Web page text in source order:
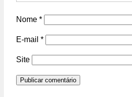
Nome *
E-mail *
Site